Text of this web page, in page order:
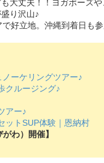
大丈夫！！ヨガポーズ
り沢山♪
好立地。沖縄到着日も
ーケリングツアー♪
クルージング♪
アー♪
ットSUP体験｜恩納村
わ）開催】